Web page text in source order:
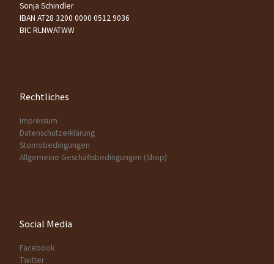
Sonja Schindler
IBAN AT28 3200 0000 0512 9036
BIC RLNWATWW
Rechtliches
Impressum
Datenschutzerklärung
Stornobedingungen
Allgemeine Geschäftsbedingungen (Shop)
Social Media
Facebook
Twitter